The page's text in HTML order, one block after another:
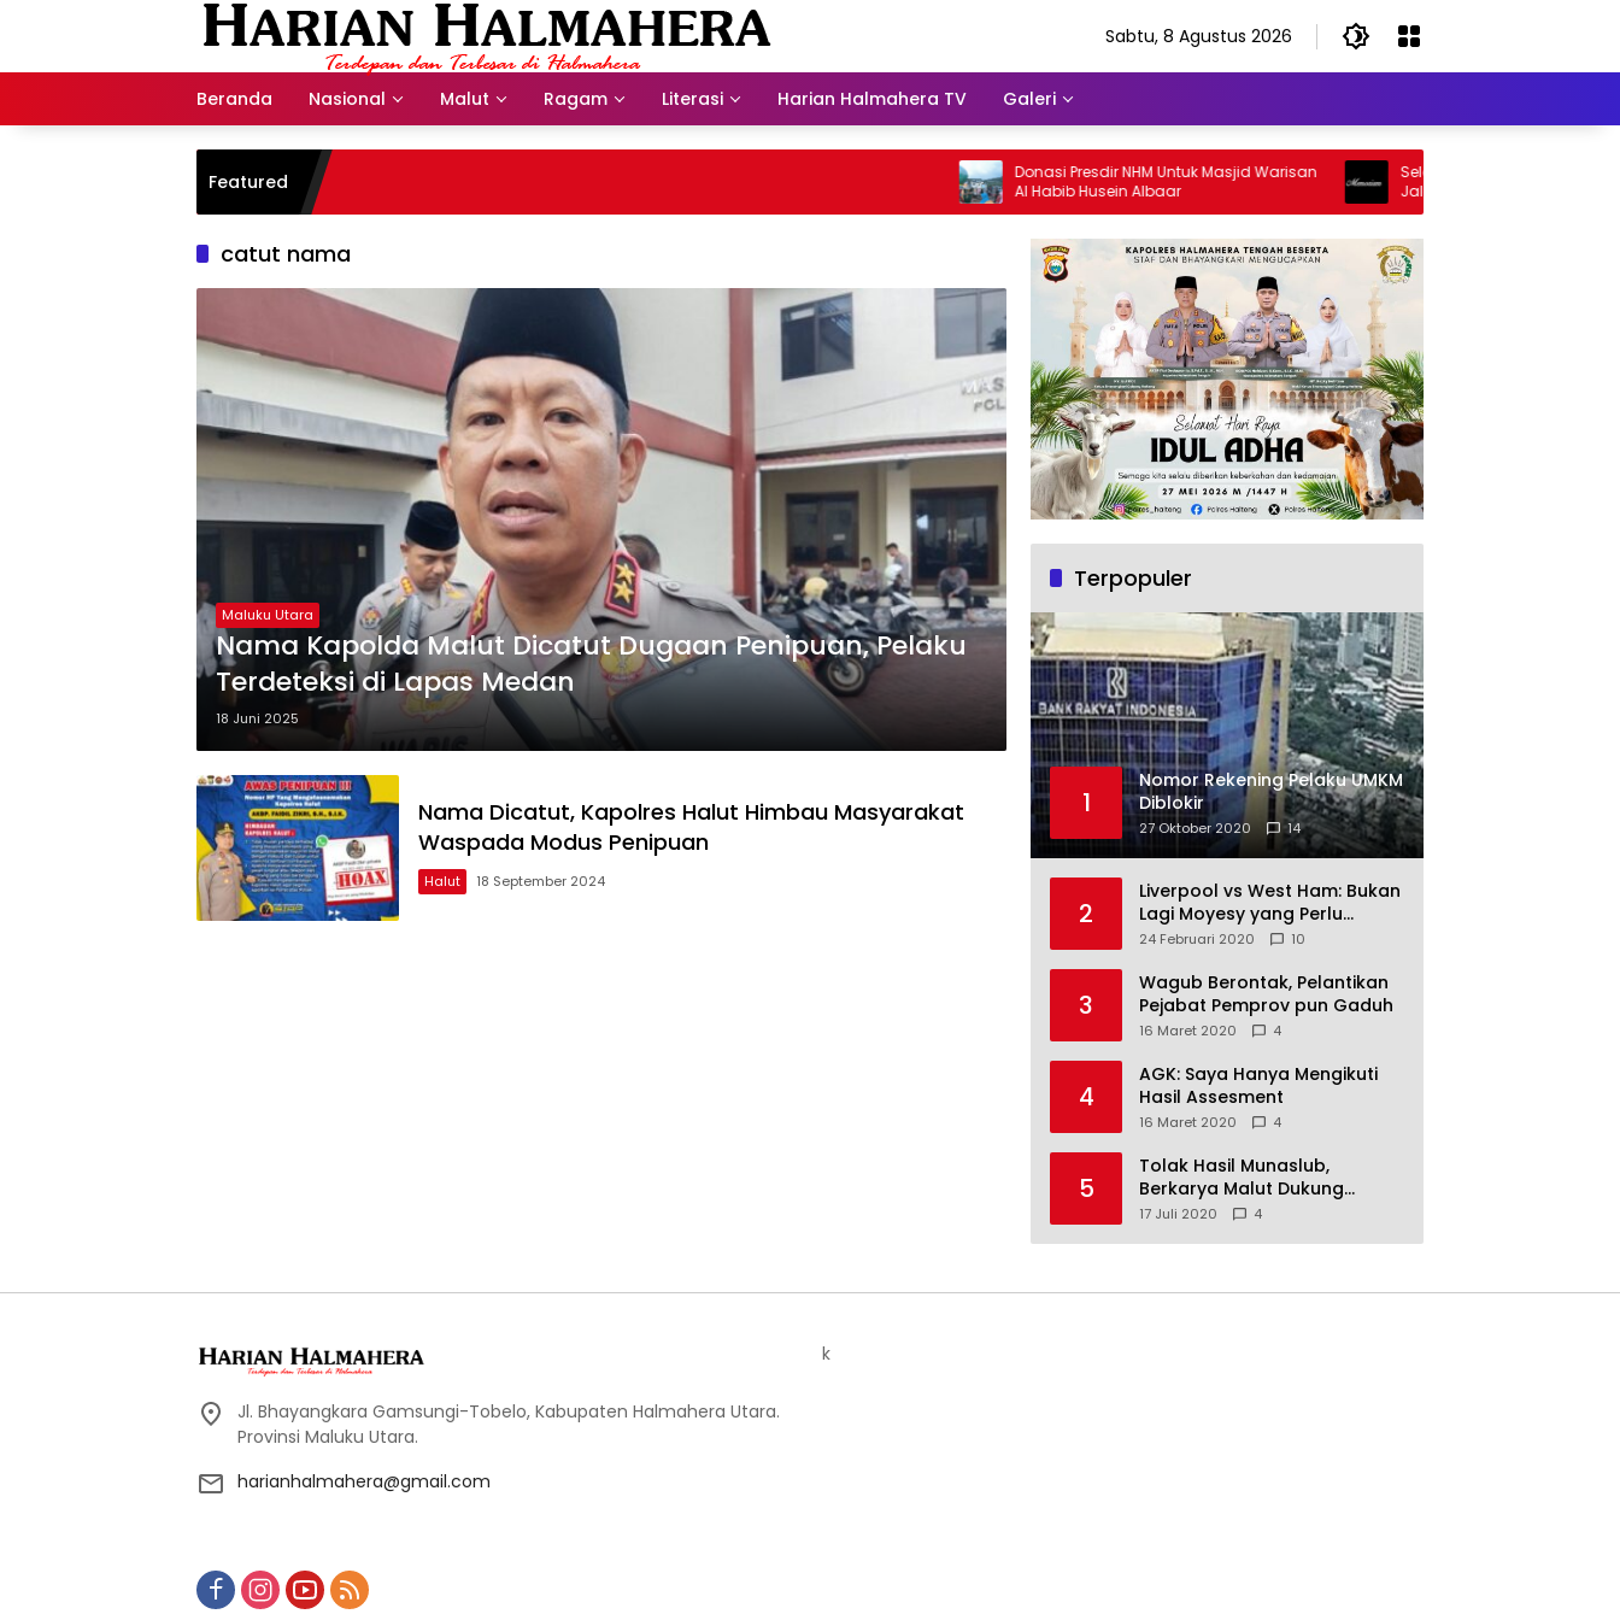
Sabtu, 8 Agustus 2026
Beranda Nasional Malut Ragam Literasi Harian Halmahera TV Galeri
Featured
Donasi Presdir NHM Untuk Masjid Warisan
Al Habib Husein Albaar
Selamat Jalan Sang Inspirator,
Jalan Abangku Yuslam Idris
catut nama
Maluku Utara
Nama Kapolda Malut Dicatut Dugaan Penipuan, Pelaku
Terdeteksi di Lapas Medan
18 Juni 2025
Nama Dicatut, Kapolres Halut Himbau Masyarakat
Waspada Modus Penipuan
Halut 18 September 2024
Terpopuler
1
Nomor Rekening Pelaku UMKM
Diblokir
27 Oktober 2020 14
2
Liverpool vs West Ham: Bukan
Lagi Moyesy yang Perlu
Ditakuti
24 Februari 2020 10
3
Wagub Berontak, Pelantikan
Pejabat Pemprov pun Gaduh
16 Maret 2020 4
4
AGK: Saya Hanya Mengikuti
Hasil Assesment
16 Maret 2020 4
5
Tolak Hasil Munaslub,
Berkarya Malut Dukung
Tommy Soeharto
17 Juli 2020 4
Jl. Bhayangkara Gamsungi-Tobelo, Kabupaten Halmahera Utara.
Provinsi Maluku Utara.
harianhalmahera@gmail.com
k